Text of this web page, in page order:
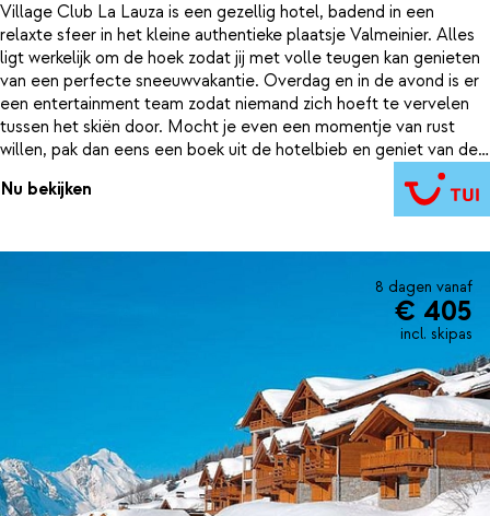
Village Club La Lauza is een gezellig hotel, badend in een
relaxte sfeer in het kleine authentieke plaatsje Valmeinier. Alles
ligt werkelijk om de hoek zodat jij met volle teugen kan genieten
van een perfecte sneeuwvakantie. Overdag en in de avond is er
een entertainment team zodat niemand zich hoeft te vervelen
tussen het skiën door. Mocht je even een momentje van rust
willen, pak dan eens een boek uit de hotelbieb en geniet van de
zon op het terras met een mok warme chocomelk. Beter dan dit
kan het bijna niet worden.
Nu bekijken
8 dagen vanaf
€ 405
incl. skipas